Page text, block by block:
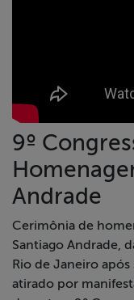
9º
Andrade
Cerimônia de
Santiago Andrade,
Rio de Janeiro
atirado por